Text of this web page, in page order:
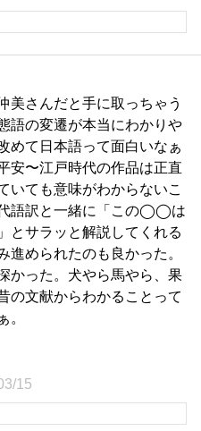
美さんだと手に取っちゃう
語の変遷が本当にわかりや
めて日本語って面白いなぁ
安〜江戸時代の作品は正直
いても意味がわからないこ
語訳と一緒に「この◯◯は
とサラッと解説してくれる
進められたのも良かった。
かった。犬やら馬やら、果
の文献からわかることって
。
15